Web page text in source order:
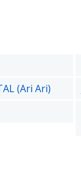
(Ari Ari)